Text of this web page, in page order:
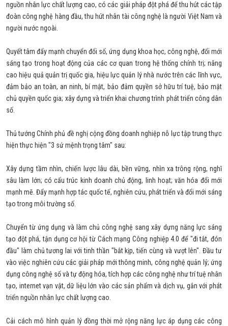
nguồn nhân lực chất lượng cao, có các giải pháp đột phá để thu hút các tập
đoàn công nghệ hàng đầu, thu hút nhân tài công nghệ là người Việt Nam và
người nước ngoài.
Quyết tâm đẩy mạnh chuyển đổi số, ứng dụng khoa học, công nghệ, đổi mới
sáng tạo trong hoạt động của các cơ quan trong hệ thống chính trị; nâng
cao hiệu quả quản trị quốc gia, hiệu lực quản lý nhà nước trên các lĩnh vực,
đảm bảo an toàn, an ninh, bí mật, bảo đảm quyền sở hữu trí tuệ, bảo mật
chủ quyền quốc gia; xây dựng và triển khai chương trình phát triển công dân
số.
Thủ tướng Chính phủ đề nghị cộng đồng doanh nghiệp nỗ lực tập trung thực
hiện thực hiện "3 sứ mệnh trọng tâm" sau:
Xây dựng tầm nhìn, chiến lược lâu dài, bền vững, nhìn xa trông rộng, nghĩ
sâu làm lớn; có cấu trúc kinh doanh chủ động, linh hoạt; văn hóa đổi mới
mạnh mẽ. Đẩy mạnh hợp tác quốc tế, nghiên cứu, phát triển và đổi mới sáng
tạo trong môi trường số.
Chuyển từ ứng dụng và làm chủ công nghệ sang xây dựng năng lực sáng
tạo đột phá, tận dụng cơ hội từ Cách mạng Công nghiệp 4.0 để "đi tắt, đón
đầu" làm chủ tương lai với tinh thần "bắt kịp, tiến cùng và vượt lên". Đầu tư
vào việc nghiên cứu các giải pháp mới thông minh, công nghệ quản lý; ứng
dụng công nghệ số và tự động hóa, tích hợp các công nghệ như trí tuệ nhân
tạo, internet vạn vật, dữ liệu lớn vào các sản phẩm và dịch vụ, gắn với phát
triển nguồn nhân lực chất lượng cao.
Cải cách mô hình quản lý đồng thời mở rộng năng lực áp dụng các công